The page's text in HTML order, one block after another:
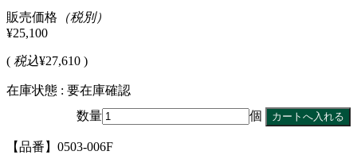
販売価格 （税別）
¥25,100
( 税込¥27,610 )
在庫状態 : 要在庫確認
数量
個
【品番】0503-006F